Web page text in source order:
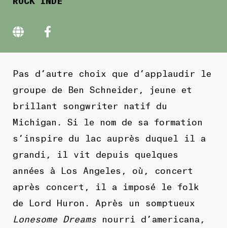
Pas d’autre choix que d’applaudir le
groupe de Ben Schneider, jeune et
brillant songwriter natif du
Michigan. Si le nom de sa formation
s’inspire du lac auprès duquel il a
grandi, il vit depuis quelques
années à Los Angeles, où, concert
après concert, il a imposé le folk
de Lord Huron. Après un somptueux
Lonesome Dreamsnourri d’americana,